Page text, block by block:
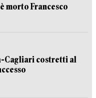
morto Francesco
Cagliari costretti al